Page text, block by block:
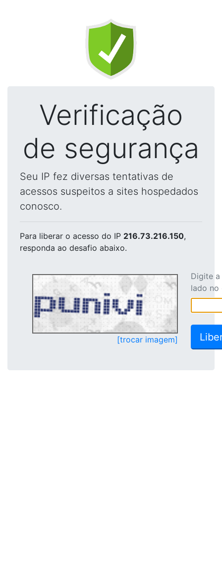
Verificação
de segurança
Seu IP fez diversas tentativas de
acessos suspeitos a sites hospedados
conosco.
Para liberar o acesso do IP 216.73.216.150,
responda ao desafio abaixo.
[trocar imagem]
Digite
lado no